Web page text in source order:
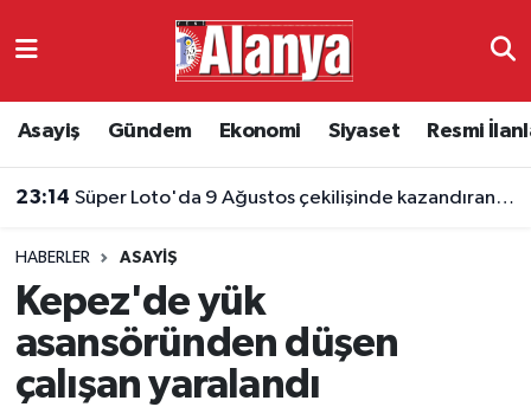
Asayiş Gündem Ekonomi Siyaset Resmi
23:14 Süper Loto'da 9 Ağustos çekilişinde kazandıran numaralar belli oldu
HABERLER ASAYIŞ
Kepez'de yük
asansöründen düşen
çalışan yaralandı
Ekonomi
Resmi İlanlar
Alanyaspor
Antalya Namaz Vakitleri
Antalya Trafik Yoğunluk Haritası
Süper Lig Puan Durumu ve Fikstür
Tüm Manşetler